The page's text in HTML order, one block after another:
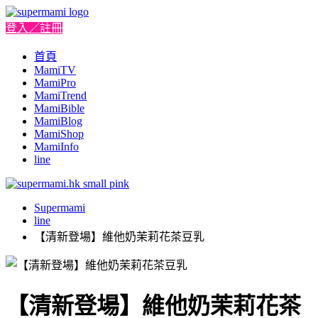
登入／註冊
首頁
MamiTV
MamiPro
MamiTrend
MamiBible
MamiBlog
MamiShop
MamiInfo
line
Supermami
line
【清新登場】維他奶茉莉花茶豆乳
【清新登場】維他奶茉莉花茶